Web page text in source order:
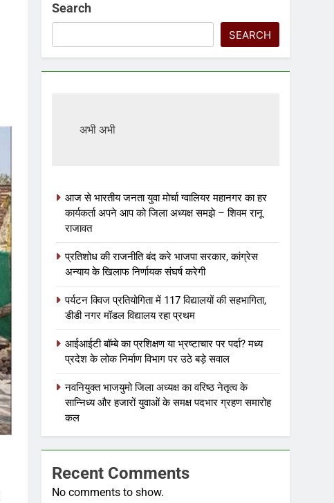
Search
SEARCH
अभी अभी
आज से भारतीय जनता युवा मोर्चा ग्वालियर महानगर का हर
कार्यकर्ता अपने आप को जिला अध्यक्ष समझे – शिवम रानू
राजावत
प्रतिशोध की राजनीति बंद करे भाजपा सरकार, कांग्रेस
अन्याय के खिलाफ निर्णायक संघर्ष करेगी
पर्यटन क्विज प्रतियोगिता में 117 विद्यालयों की सहभागिता,
डीडी नगर मॉडल विद्यालय रहा प्रथम
आईआईटी बॉम्बे का प्रशिक्षण या भ्रष्टाचार पर पर्दा? मध्य
प्रदेश के लोक निर्माण विभाग पर उठे बड़े सवाल
नवनियुक्त भाजयुमो जिला अध्यक्ष का वरिष्ठ नेतृत्व के
सान्निध्य और हजारों युवाओं के समक्ष पदभार ग्रहण समारोह
कल
Recent Comments
No comments to show.